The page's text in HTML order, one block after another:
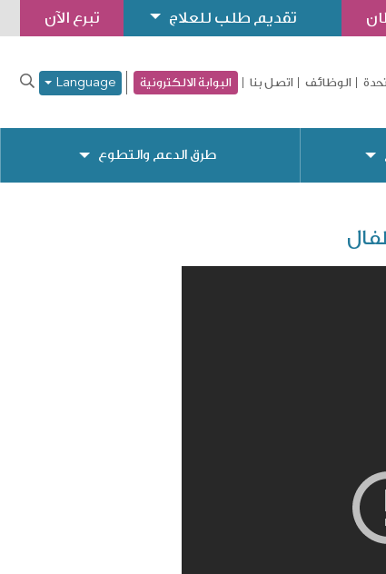
تبرع الآن تقديم طلب للعلاج
الوظائف اتصل بنا البوابة الالكترونية Language
طرق الدعم والتطوع